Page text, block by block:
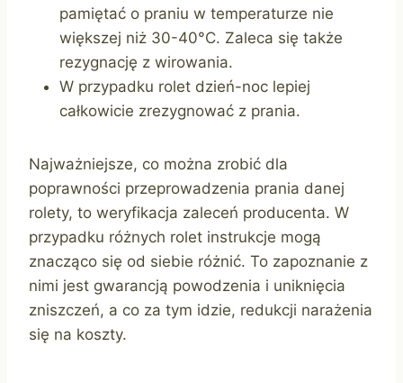
pamiętać o praniu w temperaturze nie
większej niż 30-40°C. Zaleca się także
rezygnację z wirowania.
W przypadku rolet dzień-noc lepiej
całkowicie zrezygnować z prania.
Najważniejsze, co można zrobić dla
poprawności przeprowadzenia prania danej
rolety, to weryfikacja zaleceń producenta. W
przypadku różnych rolet instrukcje mogą
znacząco się od siebie różnić. To zapoznanie z
nimi jest gwarancją powodzenia i uniknięcia
zniszczeń, a co za tym idzie, redukcji narażenia
się na koszty.